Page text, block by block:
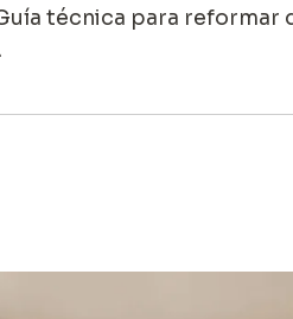
técnica para